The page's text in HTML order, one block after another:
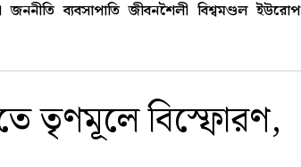
জননীতি ব্যবসাপাতি জীবনশৈলী বিশ্বমণ্ডল ইউরোপ
তৃণমূলে বিস্ফোরণ,